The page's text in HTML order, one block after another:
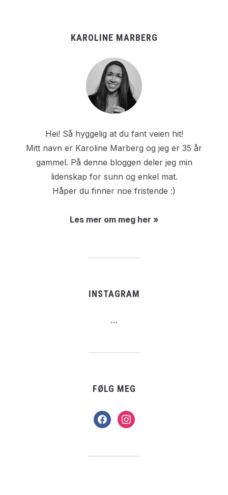
KAROLINE MARBERG
Hei! Så hyggelig at du fant veien hit!
Mitt navn er Karoline Marberg og jeg er 35 år
gammel. På denne bloggen deler jeg min
lidenskap for sunn og enkel mat.
Håper du finner noe fristende :)
Les mer om meg her »
INSTAGRAM
…
FØLG MEG
facebookinstagram